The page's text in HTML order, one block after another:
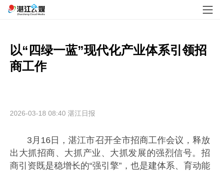
以“四绿一蓝”现代化产业体系引领招
商工作
2026-03-18 08:40 湛江日报
3月16日，湛江市召开全市招商工作会议，释放
出大抓招商、大抓产业、大抓发展的强烈信号。招
商引资既是稳增长的“强引擎”，也是建体系、育动能